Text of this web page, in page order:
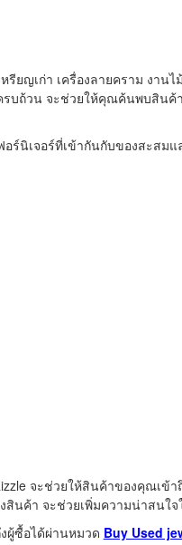
ญเก่า เครื่องลายคราม งานไ
ครบถ้วน จะช่วยให้คุณค้นพบสิน
ร์นิเจอร์ที่เข้ากันกับของสะสม
จะช่วยให้สินค้าของคุณเข้า
นค้า จะช่วยเพิ่มความน่าสนใ
ผู้ซื้อได้ผ่านหมวด Buy Used